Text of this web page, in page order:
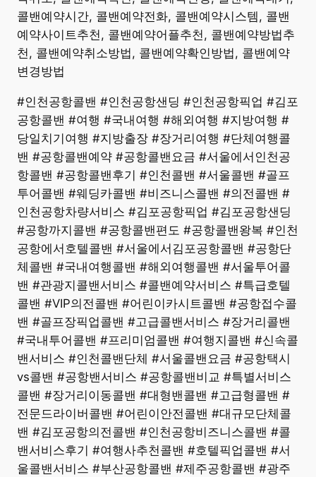
콜밴예약시간, 콜밴예약전화, 콜밴예약시스템, 콜밴
예약사이트추천, 콜밴예약어플추천, 콜밴예약방법추
천, 콜밴예약취소방법, 콜밴예약확인방법, 콜밴예약
변경방법
#인천공항콜밴 #인천공항샌딩 #인천공항픽업 #김포
공항콜밴 #여행 #국내여행 #해외여행 #지방여행 #
당일치기여행 #지방출장 #장거리여행 #단체여행콜
밴 #공항콜밴예약 #공항콜밴요금 #서울에서인천공
항콜밴 #공항콜밴후기 #인천콜밴 #서울콜밴 #골프
투어콜밴 #웨딩카콜밴 #비즈니스콜밴 #의전콜밴 #
인천공항차량서비스 #김포공항픽업 #김포공항샌딩
#공항까지콜밴 #공항콜밴편도 #공항콜밴왕복 #인천
공항에서호텔콜밴 #서울에서김포공항콜밴 #공항단
체콜밴 #국내여행콜밴 #해외여행콜밴 #서울투어콜
밴 #관광지콜밴서비스 #콜밴예약서비스 #특급호텔
콜밴 #VIP의전콜밴 #어린이카시트콜밴 #공항접수콜
밴 #골프장픽업콜밴 #고급콜밴서비스 #장거리콜밴
#국내투어콜밴 #프리미엄콜밴 #여행지콜밴 #신속콜
밴서비스 #인천콜밴단체 #서울콜밴요금 #공항택시
vs콜밴 #공항밴서비스 #공항콜밴비교 #특별서비스
콜밴 #장거리이동콜밴 #대형밴콜밴 #고급형콜밴 #
전문드라이버콜밴 #어린이안전콜밴 #대규모단체콜
밴 #김포공항의전콜밴 #인천공항비즈니스콜밴 #콜
밴서비스후기 #여행사추천콜밴 #호텔픽업콜밴 #서
울콜밴서비스 #부산공항콜밴 #제주공항콜밴 #광주